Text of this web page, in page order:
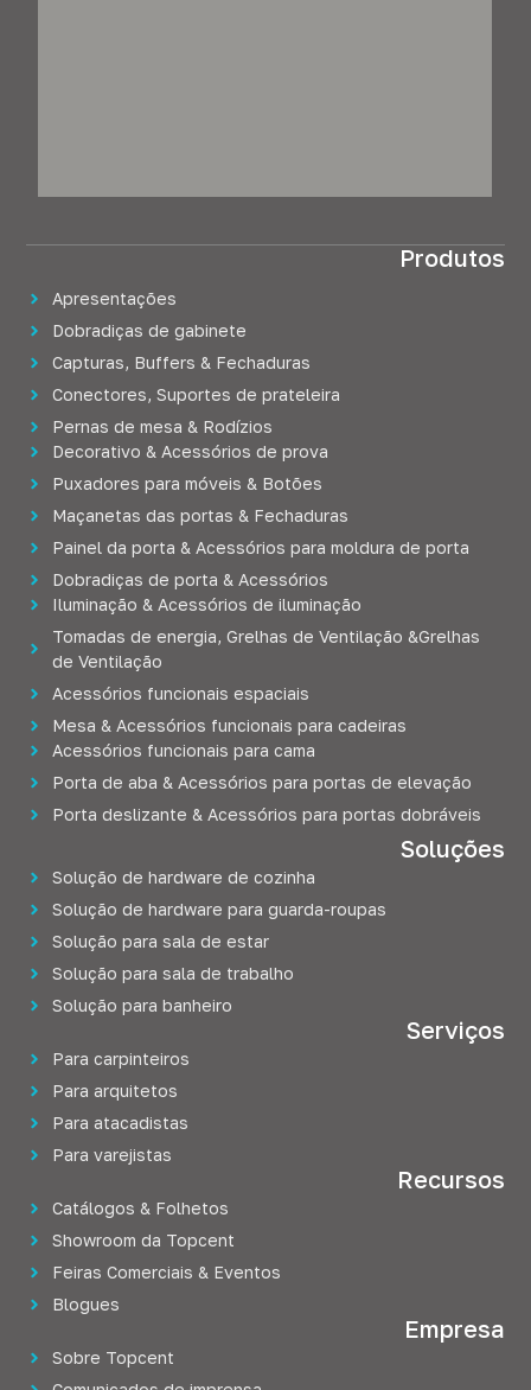
Produtos
Apresentações
Dobradiças de gabinete
Capturas, Buffers & Fechaduras
Conectores, Suportes de prateleira
Pernas de mesa & Rodízios
Decorativo & Acessórios de prova
Puxadores para móveis & Botões
Maçanetas das portas & Fechaduras
Painel da porta & Acessórios para moldura de porta
Dobradiças de porta & Acessórios
Iluminação & Acessórios de iluminação
Tomadas de energia, Grelhas de Ventilação &Grelhas
de Ventilação
Acessórios funcionais espaciais
Mesa & Acessórios funcionais para cadeiras
Acessórios funcionais para cama
Porta de aba & Acessórios para portas de elevação
Porta deslizante & Acessórios para portas dobráveis
Soluções
Solução de hardware de cozinha
Solução de hardware para guarda-roupas
Solução para sala de estar
Solução para sala de trabalho
Solução para banheiro
Serviços
Para carpinteiros
Para arquitetos
Para atacadistas
Para varejistas
Recursos
Catálogos & Folhetos
Showroom da Topcent
Feiras Comerciais & Eventos
Blogues
Empresa
Sobre Topcent